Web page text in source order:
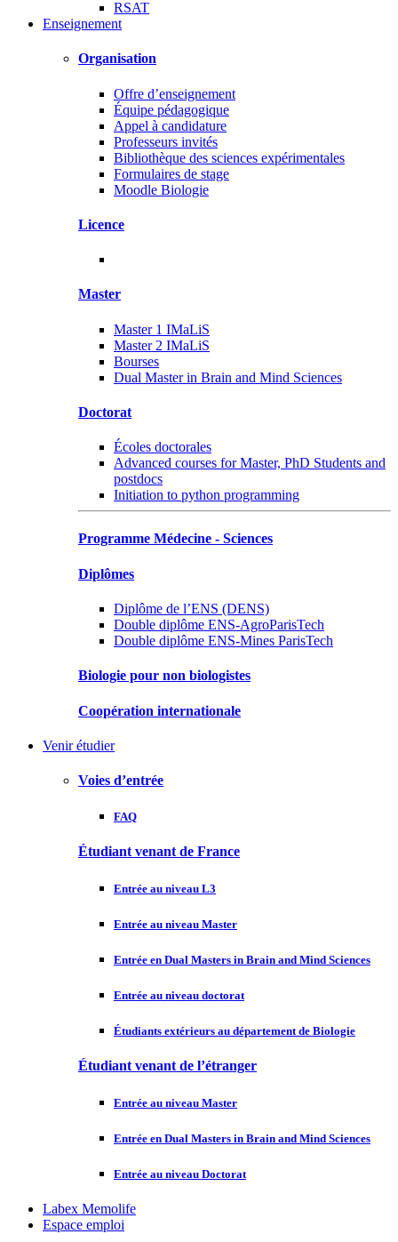
RSAT
Enseignement
Organisation
Offre d’enseignement
Équipe pédagogique
Appel à candidature
Professeurs invités
Bibliothèque des sciences expérimentales
Formulaires de stage
Moodle Biologie
Licence
Master
Master 1 IMaLiS
Master 2 IMaLiS
Bourses
Dual Master in Brain and Mind Sciences
Doctorat
Écoles doctorales
Advanced courses for Master, PhD Students and
postdocs
Initiation to python programming
Programme Médecine - Sciences
Diplômes
Diplôme de l’ENS (DENS)
Double diplôme ENS-AgroParisTech
Double diplôme ENS-Mines ParisTech
Biologie pour non biologistes
Coopération internationale
Venir étudier
Voies d’entrée
FAQ
Étudiant venant de France
Entrée au niveau L3
Entrée au niveau Master
Entrée en Dual Masters in Brain and Mind Sciences
Entrée au niveau doctorat
Étudiants extérieurs au département de Biologie
Étudiant venant de l’étranger
Entrée au niveau Master
Entrée en Dual Masters in Brain and Mind Sciences
Entrée au niveau Doctorat
Labex Memolife
Espace emploi